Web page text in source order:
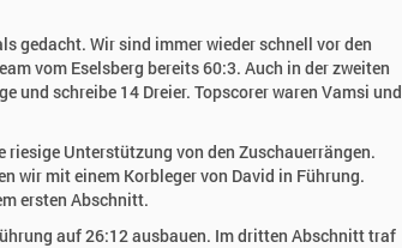
gedacht. Wir sind immer wieder schnell vor den
vom Eselsberg bereits 60:3. Auch in der zweiten
und schreibe 14 Dreier. Topscorer waren Vamsi und
Unterstützung von den Zuschauerrängen.
wir mit einem Korbleger von David in Führung.
ersten Abschnitt.
auf 26:12 ausbauen. Im dritten Abschnitt traf